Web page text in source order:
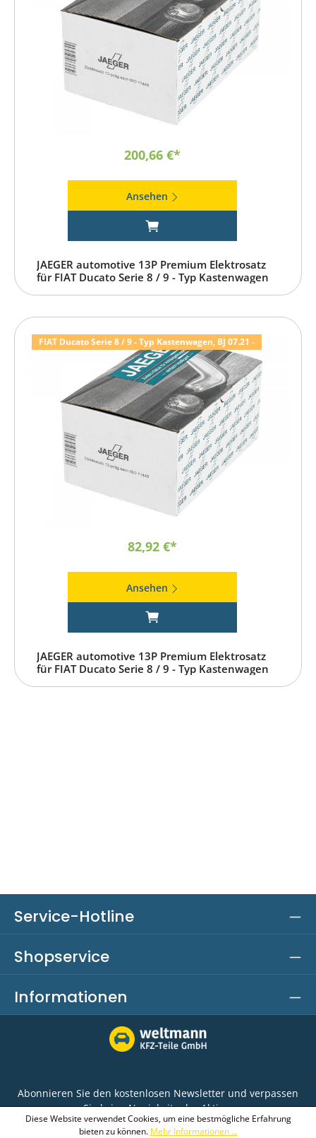
200,66 €*
Ansehen
JAEGER automotive 13P Premium Elektrosatz
für FIAT Ducato Serie 8 / 9 - Typ Kastenwagen
FIAT Ducato Serie 8 / 9 - Typ Kastenwagen, BJ 07.21 -
82,92 €*
Ansehen
JAEGER automotive 13P Premium Elektrosatz
für FIAT Ducato Serie 8 / 9 - Typ Kastenwagen
Service-Hotline
Shopservice
Informationen
Abonnieren Sie den kostenlosen Newsletter und verpassen
Sie keine Neuigkeit oder Aktion.
E-Mail-Adresse*
Diese Website verwendet Cookies, um eine bestmögliche Erfahrung
bieten zu können. Mehr Informationen ...